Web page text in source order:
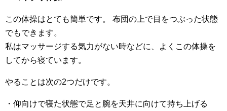
この体操はとても簡単です。 布団の上で目をつぶった状態
でもできます。
私はマッサージする気力がない時などに、よくこの体操を
してから寝ています。
やることは次の2つだけです。
・仰向けで寝た状態で足と腕を天井に向けて持ち上げる